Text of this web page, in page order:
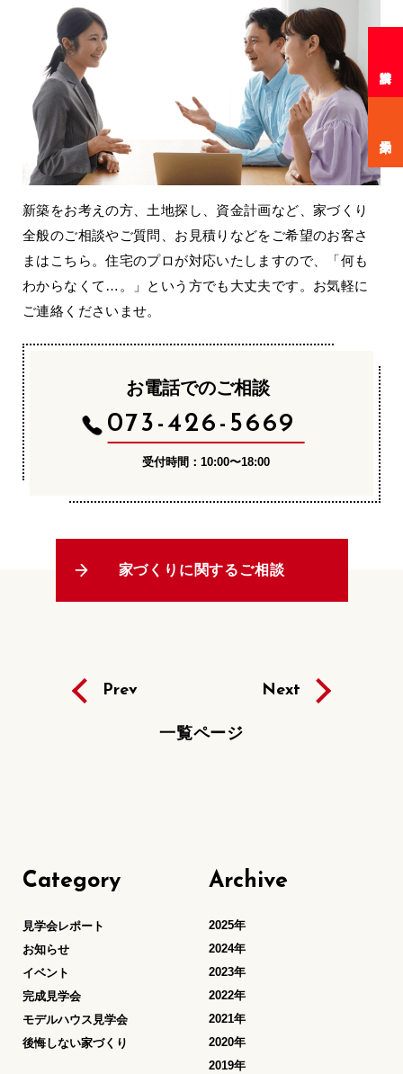
新築をお考えの方、土地探し、資金計画など、家づくり
全般のご相談やご質問、お見積りなどをご希望のお客さ
まはこちら。住宅のプロが対応いたしますので、「何も
わからなくて…。」という方でも大丈夫です。お気軽に
ご連絡くださいませ。
お電話でのご相談
073-426-5669
受付時間：10:00〜18:00
家づくりに関するご相談
Prev
一覧ページ
Next
Category
見学会レポート
お知らせ
イベント
完成見学会
モデルハウス見学会
後悔しない家づくり
Archive
2025年
2024年
2023年
2022年
2021年
2020年
2019年